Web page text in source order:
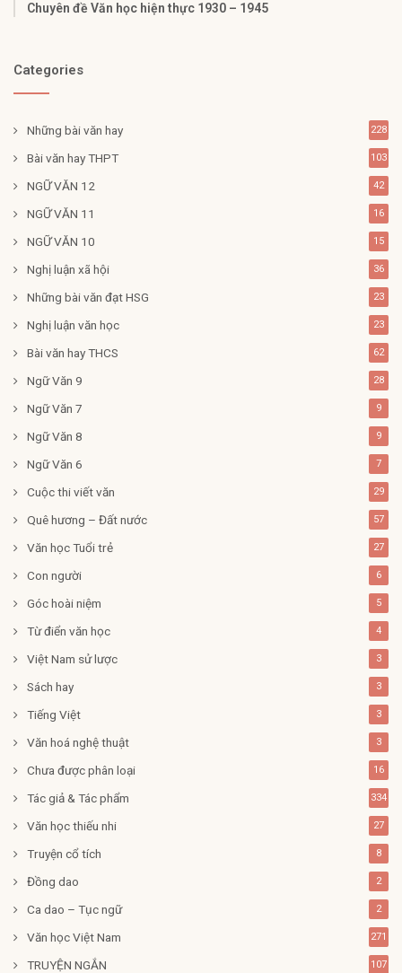
Chuyên đề Văn học hiện thực 1930 – 1945
Categories
Những bài văn hay 228
Bài văn hay THPT 103
NGỮ VĂN 12 42
NGỮ VĂN 11 16
NGỮ VĂN 10 15
Nghị luận xã hội 36
Những bài văn đạt HSG 23
Nghị luận văn học 23
Bài văn hay THCS 62
Ngữ Văn 9 28
Ngữ Văn 7 9
Ngữ Văn 8 9
Ngữ Văn 6 7
Cuộc thi viết văn 29
Quê hương – Đất nước 57
Văn học Tuổi trẻ 27
Con người 6
Góc hoài niệm 5
Từ điển văn học 4
Việt Nam sử lược 3
Sách hay 3
Tiếng Việt 3
Văn hoá nghệ thuật 3
Chưa được phân loại 16
Tác giả & Tác phẩm 334
Văn học thiếu nhi 27
Truyện cổ tích 8
Đồng dao 2
Ca dao – Tục ngữ 2
Văn học Việt Nam 271
TRUYỆN NGẮN 107